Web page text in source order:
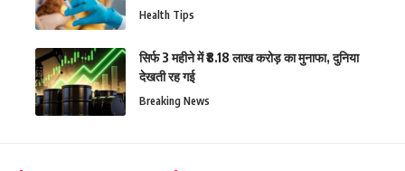
Health Tips
सिर्फ 3 महीने में ₹8.18 लाख करोड़ का मुनाफा, दुनिया
देखती रह गई
Breaking News